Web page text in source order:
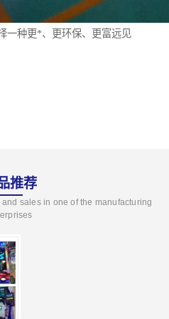
一种更*、更环保、更富远见
推荐
sales in one of the manufacturing